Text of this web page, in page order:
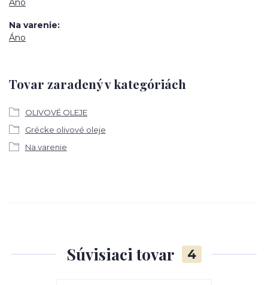
Áno
Na varenie
Áno
Tovar zaradený v kategóriách
OLIVOVÉ OLEJE
Grécke olivové oleje
Na varenie
Súvisiaci tovar 4